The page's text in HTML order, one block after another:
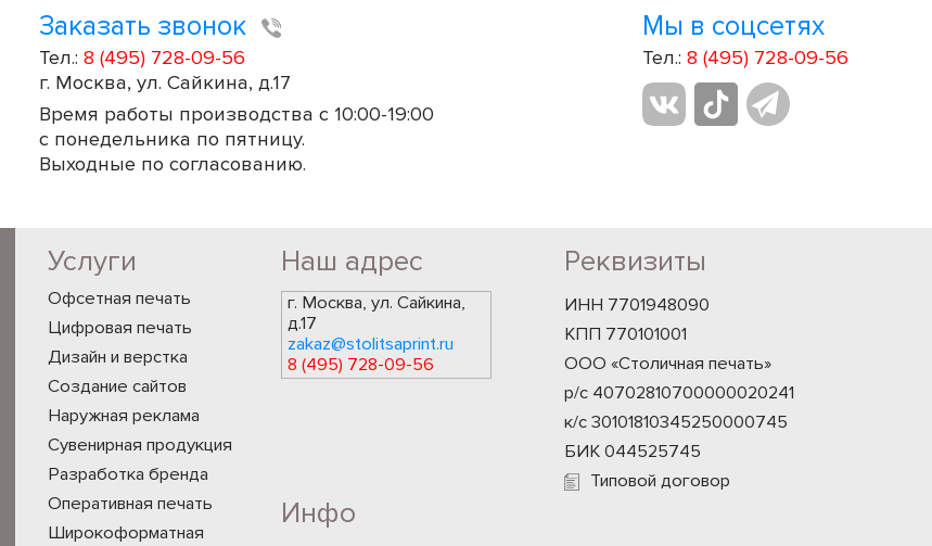
Заказать звонок
Тел.: 8 (495) 728-09-56
г. Москва, ул. Сайкина, д.17
Время работы производства с 10:00-19:00
с понедельника по пятницу.
Выходные по согласованию.
Мы в соцсетях
Тел.: 8 (495) 728-09-56
Услуги
Офсетная печать
Цифровая печать
Дизайн и верстка
Создание сайтов
Наружная реклама
Сувенирная продукция
Разработка бренда
Оперативная печать
Широкоформатная
Наш адрес
г. Москва, ул. Сайкина,
д.17
zakaz@stolitsaprint.ru
8 (495) 728-09-56
Реквизиты
ИНН 7701948090
КПП 770101001
ООО «Столичная печать»
р/с 40702810700000020241
к/с 30101810345250000745
БИК 044525745
Типовой договор
Инфо